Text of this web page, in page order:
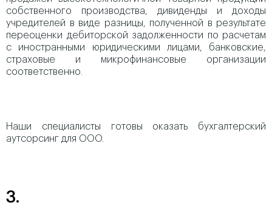
собственного производства, дивиденды и доходы
учредителей в виде разницы, полученной в результате
переоценки дебиторской задолженности по расчетам
с иностранными юридическими лицами, банковские,
страховые и микрофинансовые организации
соответственно.
Наши специалисты готовы оказать бухгалтерский
аутсорсинг для ООО.
3.